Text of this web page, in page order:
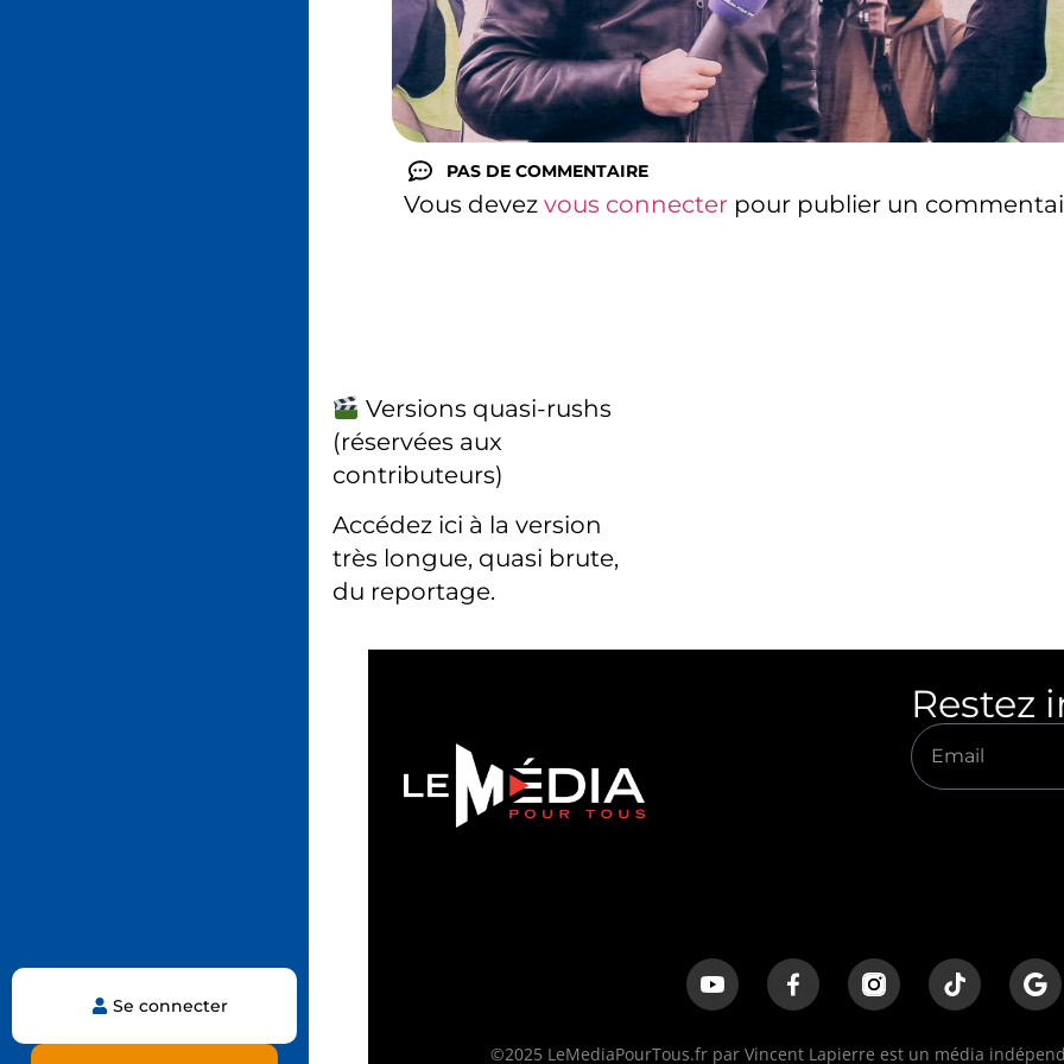
Se connecter
PAS DE COMMENTAIRE
Vous devez vous connecter pour publier un
Versions quasi-rushs
(réservées aux
contributeurs)
Accédez ici à la version
très longue, quasi brute,
du reportage.
Restez
©2025 LeMediaPourTous.fr par Vincent Lapierre est un média